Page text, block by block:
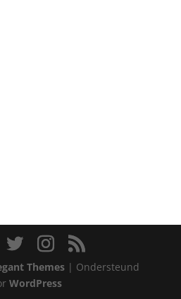
Themes| Ondersteund
WordPress